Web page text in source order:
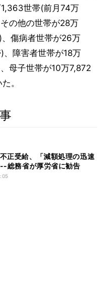
世帯(前月74万
の他の世帯が28万
傷病者世帯が26万
障害者世帯が18万
母子世帯が10万7,872
。
正受給、「減額処理の迅速
総務省が厚労省に勧告